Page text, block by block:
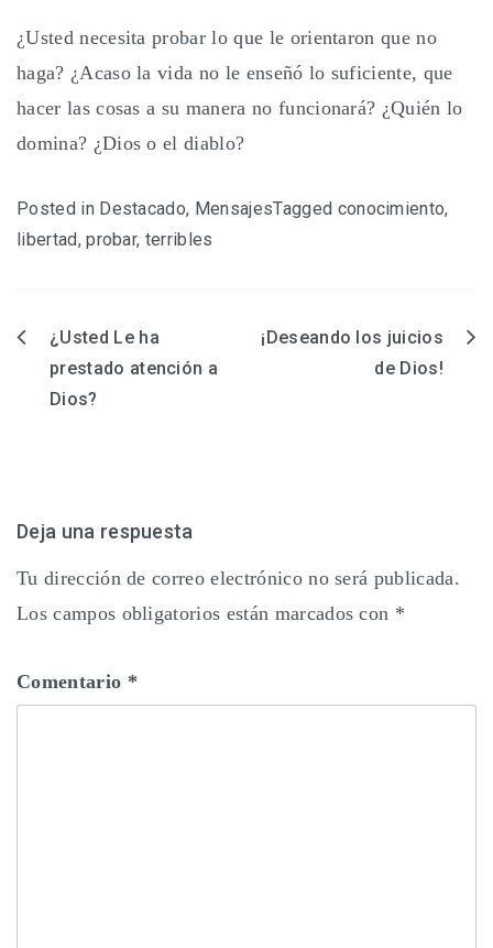
¿Usted necesita probar lo que le orientaron que no
haga? ¿Acaso la vida no le enseñó lo suficiente, que
hacer las cosas a su manera no funcionará? ¿Quién lo
domina? ¿Dios o el diablo?
Posted in Destacado, MensajesTagged conocimiento,
libertad,probar, terribles
Navegación
¿Usted Le ha
prestado atención a
Dios?
¡Deseando los juicios
de Dios!
Deja una respuesta
Tu dirección de correo electrónico no será publicada.
Los campos obligatorios están marcados con *
Comentario *